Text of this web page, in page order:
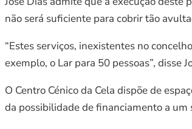
não será suficiente para cobrir tão
“Estes serviços, inexistentes no
exemplo, o Lar para 50 pessoas”, disse
O Centro Cénico da Cela dispõe de
da possibilidade de financiamento a um